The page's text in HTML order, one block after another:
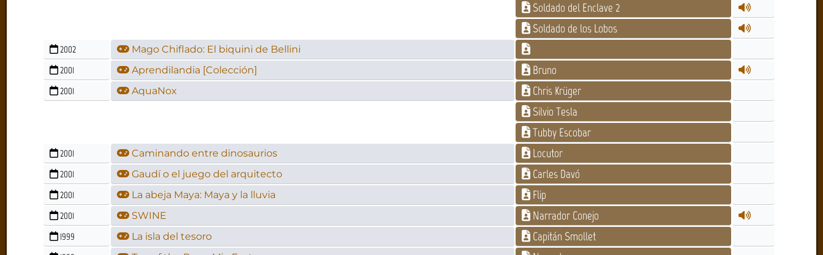
Soldado del Enclave 2
Soldado de los Lobos
2002
Mago Chiflado: El biquini de Bellini
2001
Aprendilandia [Colección] Bruno
2001 AquaNox
Chris Krüger
Silvio Tesla
Tubby Escobar
2001 Caminando entre dinosaurios Locutor
2001 Gaudí o el juego del arquitecto Carles Davó
2001 La abeja Maya: Maya y la lluvia Flip
2001 SWINE Narrador Conejo
1999 La isla del tesoro Capitán Smollet